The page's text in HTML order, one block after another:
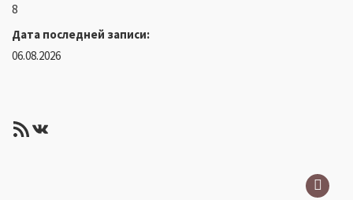
8
Дата последней записи:
06.08.2026
RSS-лентаВКонтакте